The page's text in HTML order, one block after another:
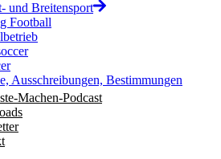
und Breitensport
Football
Ausschreibungen, Bestimmungen
Machen-Podcast